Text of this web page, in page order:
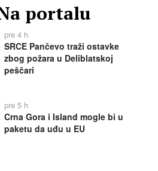
portalu
pre 4 h
SRCE Pančevo traži ostavke
zbog požara u Deliblatskoj
peščari
pre 5 h
Crna Gora i Island mogle bi u
paketu da uđu u EU